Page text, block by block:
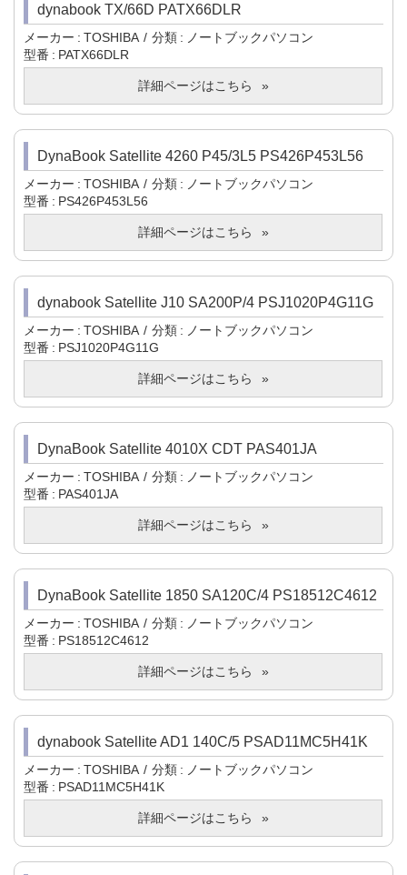
dynabook TX/66D PATX66DLR
メーカー TOSHIBA 分類
ノートブックパソコン
型番
PATX66DLR
詳細ページはこちら
DynaBook Satellite 4260 P45/3L5 PS426P453L56
メーカー TOSHIBA 分類
ノートブックパソコン
型番
PS426P453L56
詳細ページはこちら
dynabook Satellite J10 SA200P/4 PSJ1020P4G11G
メーカー TOSHIBA 分類
ノートブックパソコン
型番
PSJ1020P4G11G
詳細ページはこちら
DynaBook Satellite 4010X CDT PAS401JA
メーカー TOSHIBA 分類
ノートブックパソコン
型番
PAS401JA
詳細ページはこちら
DynaBook Satellite 1850 SA120C/4 PS18512C4612
メーカー TOSHIBA 分類
ノートブックパソコン
型番
PS18512C4612
詳細ページはこちら
dynabook Satellite AD1 140C/5 PSAD11MC5H41K
メーカー TOSHIBA 分類
ノートブックパソコン
型番
PSAD11MC5H41K
詳細ページはこちら